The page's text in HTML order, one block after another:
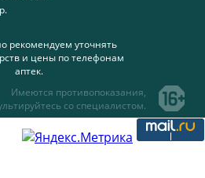
рекомендуем уточнять
и цены по телефонам
аптек.
Имеются противопоказания,
со специалистом.